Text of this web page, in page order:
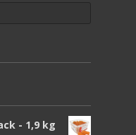
- 1,9 kg